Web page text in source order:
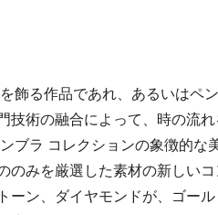
飾る作品であれ、あるいはペ
術の融合によって、時の流
ブラ コレクションの象徴的な
みを厳選した素材の新しい
ン、ダイヤモンドが、ゴー